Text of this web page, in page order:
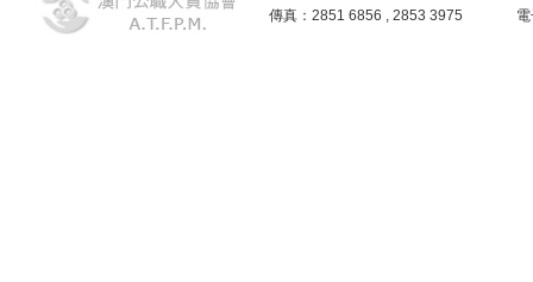
兇。
傳真：2851 6856 , 2853 3975 電